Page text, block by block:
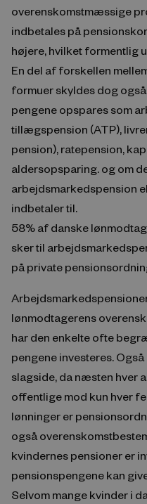
overenskomstmæssige
indbetales på
højere, hvilket formentlig
En del af forskellen
formuer skyldes dog
pengene opspares som
tillægspension (ATP),
pension), ratepension,
aldersopsparing. og om
arbejdsmarkedspension
indbetaler til.
58% af danske
sker til
på private
lønmodtagerens
har den enkelte ofte
pengene investeres.
slagside, da næsten hver
offentlige mod kun hver
lønninger er
også
kvindernes pensioner er
pensionspengene kan
Selvom mange kvinder i